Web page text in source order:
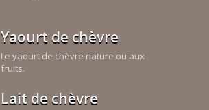
Yaourt de chèvre
Le yaourt de chèvre nature ou aux
fruits.
Lait de chèvre